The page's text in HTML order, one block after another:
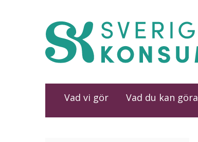
Vad vi gör Vad du kan göra